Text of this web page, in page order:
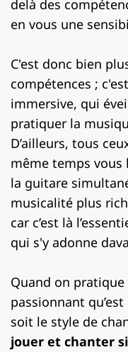
delà des
en vous une
C'est donc bien
compétences ;
immersive, qui
pratiquer la
D’ailleurs, tous
même temps
la guitare
musicalité plus
car c’est là
qui s'y adonne
Quand on
passionnant
soit le style de
jouer et chanter